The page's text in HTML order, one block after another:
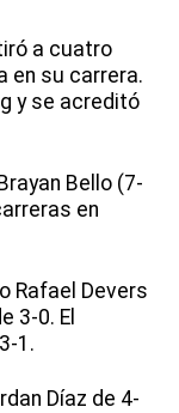
a cuatro
en su carrera.
y se acreditó
Bello (7-
en
Rafael Devers
3-0. El
1.
Díaz de 4-